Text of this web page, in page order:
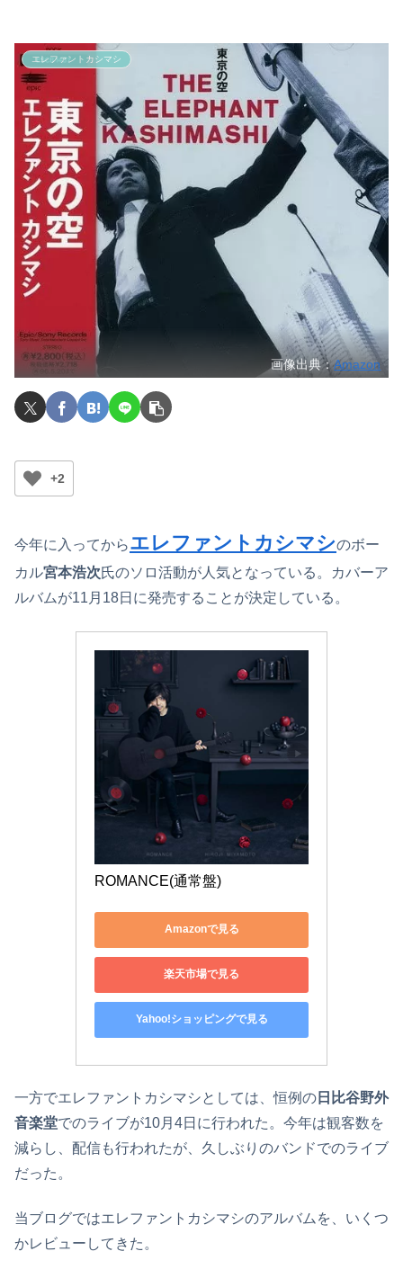
エレファントカシマシ
画像出典：Amazon
+2
今年に入ってからエレファントカシマシのボー
カル宮本浩次氏のソロ活動が人気となっている。カバーア
ルバムが11月18日に発売することが決定している。
ROMANCE(通常盤)
Amazonで見る
楽天市場で見る
Yahoo!ショッピングで見る
一方でエレファントカシマシとしては、恒例の 日比谷野外
音楽堂でのライブが10月4日に行われた。今年は観客数を
減らし、配信も行われたが、久しぶりのバンドでのライブ
だった。
当ブログではエレファントカシマシのアルバムを、いくつ
かレビューしてきた。